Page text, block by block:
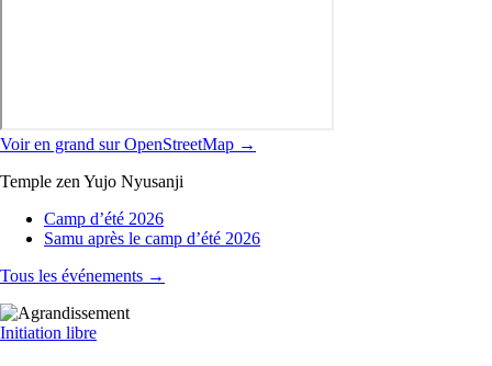
Voir en grand sur OpenStreetMap →
Temple zen Yujo Nyusanji
Camp d’été 2026
Samu après le camp d’été 2026
Tous les événements →
Initiation libre